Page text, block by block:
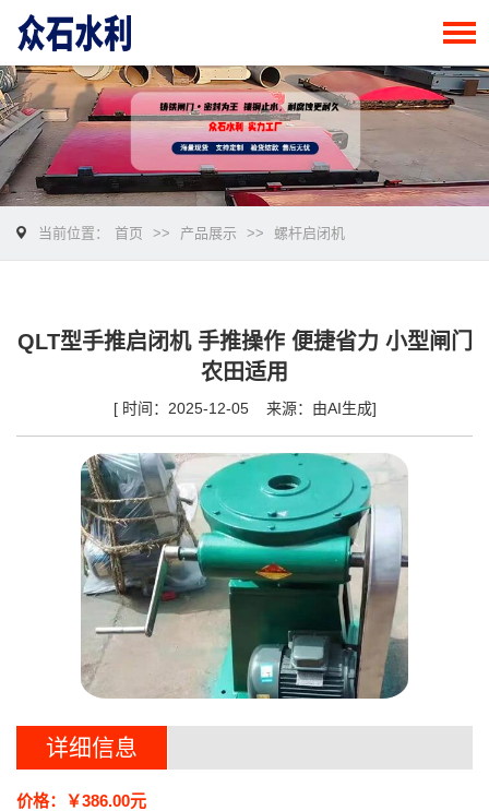
当前位置： 首页 >> 产品展示 >> 螺杆启闭机
QLT型手推启闭机 手推操作 便捷省力 小型闸门
农田适用
[ 时间：2025-12-05 来源：由AI生成]
详细信息
价格：￥386.00元